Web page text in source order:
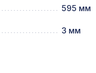
595 мм
3 мм